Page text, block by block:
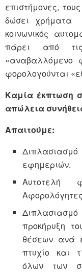
επιστήμονες,
δώσει χρήματα
κοινωνικός
πάρει από
«αναβαλλόμενο
φορολογούνται
Καμία έκπτωση
απώλεια
Απαιτούμε:
εφημεριών.
Αυτοτελή
προκήρυξη
θέσεων ανά
πτυχίο και
όλων των